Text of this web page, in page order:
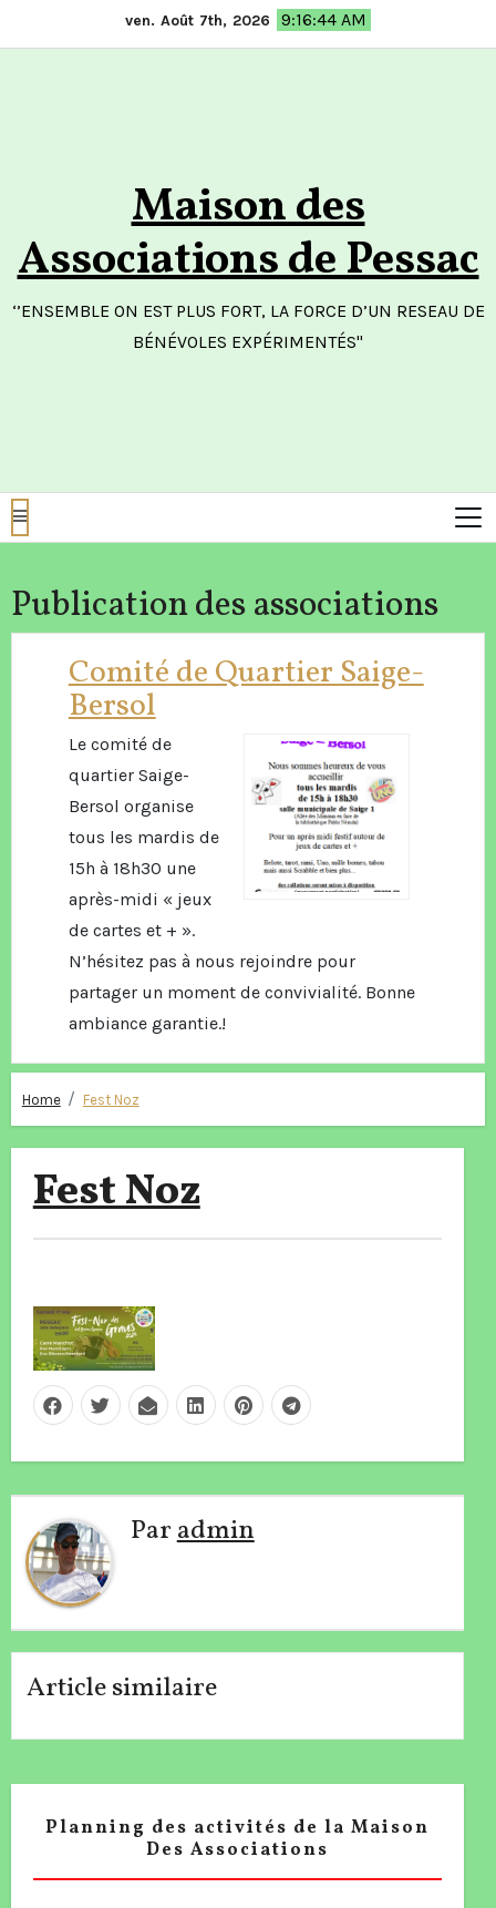
to
ven. Août 7th, 2026 9:16:44 AM
Maison des
Associations de Pessac
‘’ENSEMBLE ON EST PLUS FORT, LA FORCE D’UN RESEAU DE
BÉNÉVOLES EXPÉRIMENTÉS"
Publication des associations
Comité de Quartier Saige-
Bersol
Le comité de
quartier Saige-
Bersol organise
tous les mardis de
15h à 18h30 une
après-midi « jeux
de cartes et + ».
N’hésitez pas à nous rejoindre pour
partager un moment de convivialité. Bonne
ambiance garantie.!
Home Fest Noz
Fest Noz
Paradmin
Article similaire
Planning des activités de la Maison
Des Associations